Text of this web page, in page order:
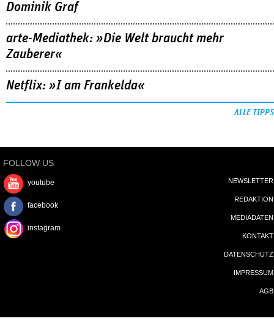
Dominik Graf
arte-Mediathek: »Die Welt braucht mehr
Zauberer«
Netflix: »I am Frankelda«
ALLE TIPPS
FOLLOW US
youtube
facebook
instagram
NEWSLETTER
REDAKTION
MEDIADATEN
KONTAKT
DATENSCHUTZ
IMPRESSUM
AGB